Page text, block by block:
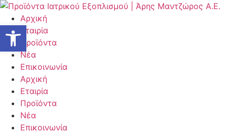
Μετάβαση
στο
περιεχόμενο
Αρχική
Εταιρία
Προϊόντα
Νέα
Επικοινωνία
Αρχική
Εταιρία
Προϊόντα
Νέα
Επικοινωνία
Ανοίξτε τη γραμμή εργαλείων